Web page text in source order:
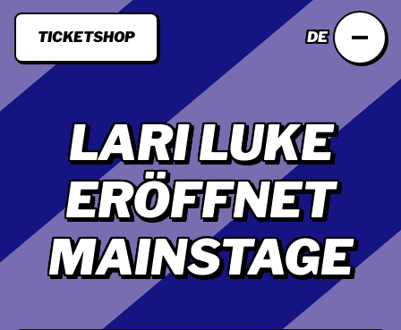
TICKETSHOP DE
LARI LUKE
ERÖFFNET
MAINSTAGE